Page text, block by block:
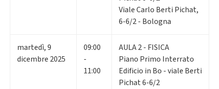
Viale Carlo Berti Pichat,
6-6/2 - Bologna
martedì,9
dicembre 2025
09:00
-
11:00
AULA 2 - FISICA
Piano Primo Interrato
Edificio in Bo - viale Berti
Pichat 6-6/2